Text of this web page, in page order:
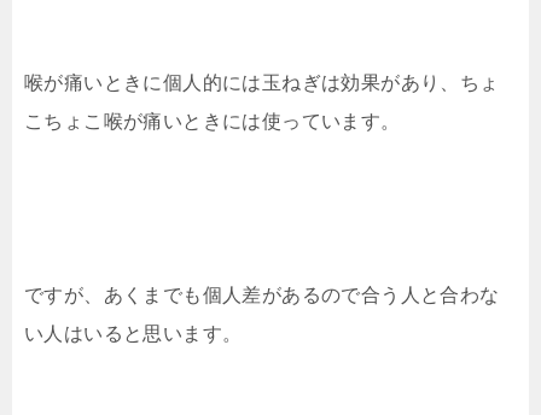
喉が痛いときに個人的には玉ねぎは効果があり、ちょ
こちょこ喉が痛いときには使っています。
ですが、あくまでも個人差があるので合う人と合わな
い人はいると思います。